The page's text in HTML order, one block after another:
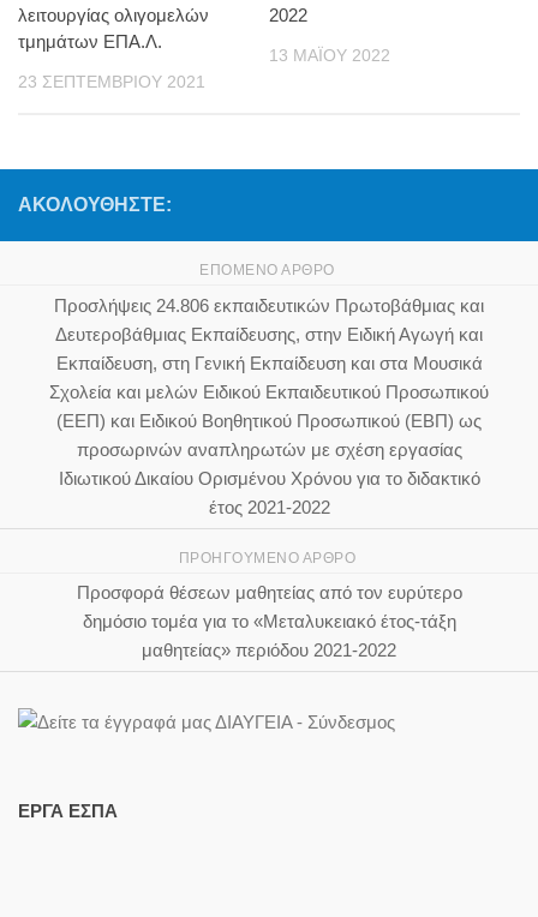
λειτουργίας ολιγομελών
τμημάτων ΕΠΑ.Λ.
23 ΣΕΠΤΕΜΒΡΊΟΥ 2021
2022
13 ΜΑΪ́ΟΥ 2022
ΑΚΟΛΟΥΘΉΣΤΕ:
ΕΠΌΜΕΝΟ ΆΡΘΡΟ
Προσλήψεις 24.806 εκπαιδευτικών Πρωτοβάθμιας και
Δευτεροβάθμιας Εκπαίδευσης, στην Ειδική Αγωγή και
Εκπαίδευση, στη Γενική Εκπαίδευση και στα Μουσικά
Σχολεία και μελών Ειδικού Εκπαιδευτικού Προσωπικού
(ΕΕΠ) και Ειδικού Βοηθητικού Προσωπικού (ΕΒΠ) ως
προσωρινών αναπληρωτών με σχέση εργασίας
Ιδιωτικού Δικαίου Ορισμένου Χρόνου για το διδακτικό
έτος 2021-2022
ΠΡΟΗΓΟΎΜΕΝΟ ΆΡΘΡΟ
Προσφορά θέσεων μαθητείας από τον ευρύτερο
δημόσιο τομέα για το «Μεταλυκειακό έτος-τάξη
μαθητείας» περιόδου 2021-2022
ΕΡΓΑ ΕΣΠΑ